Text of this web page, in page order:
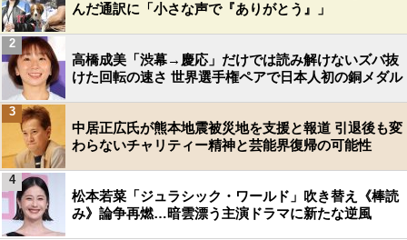
んだ通訳に「小さな声で『ありがとう』」
高橋成美「渋幕→慶応」だけでは読み解けないズバ抜
けた回転の速さ 世界選手権ペアで日本人初の銅メダル
2
中居正広氏が熊本地震被災地を支援と報道 引退後も変
わらないチャリティー精神と芸能界復帰の可能性
3
松本若菜「ジュラシック・ワールド」吹き替え《棒読
み》論争再燃…暗雲漂う主演ドラマに新たな逆風
4